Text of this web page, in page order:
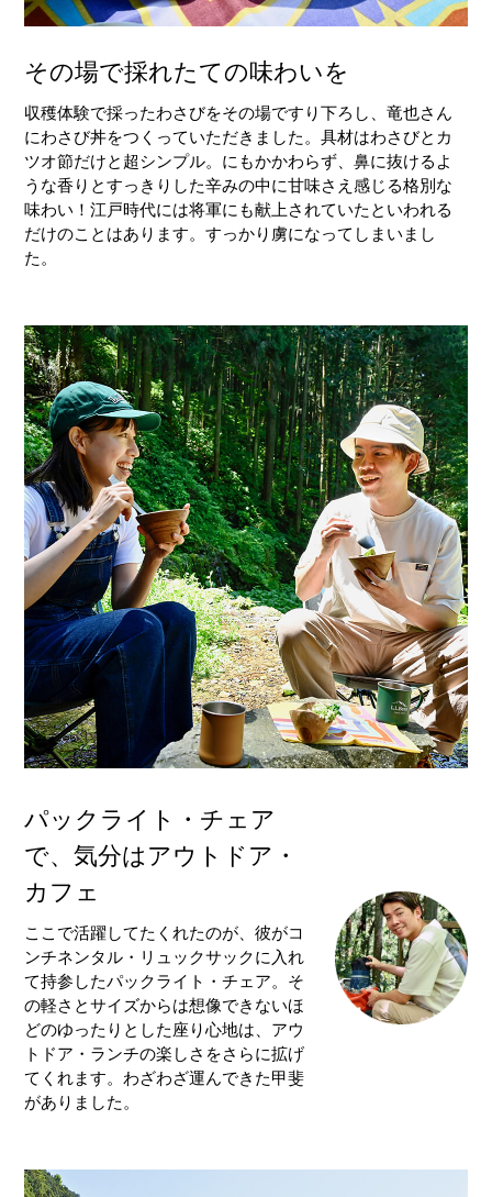
その場で採れたての味わいを
収穫体験で採ったわさびをその場ですり下ろし、竜也さん
にわさび丼をつくっていただきました。具材はわさびとカ
ツオ節だけと超シンプル。にもかかわらず、鼻に抜けるよ
うな香りとすっきりした辛みの中に甘味さえ感じる格別な
味わい！江戸時代には将軍にも献上されていたといわれる
だけのことはあります。すっかり虜になってしまいまし
た。
パックライト・チェア
で、気分はアウトドア・
カフェ
ここで活躍してたくれたのが、彼がコ
ンチネンタル・リュックサックに入れ
て持参したパックライト・チェア。そ
の軽さとサイズからは想像できないほ
どのゆったりとした座り心地は、アウ
トドア・ランチの楽しさをさらに拡げ
てくれます。わざわざ運んできた甲斐
がありました。